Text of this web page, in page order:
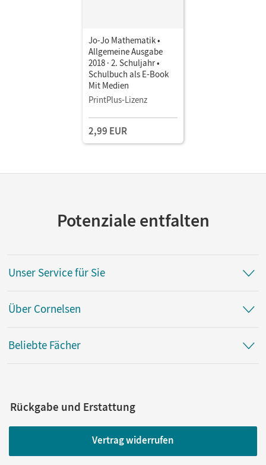
Jo-Jo Mathematik •
Allgemeine Ausgabe
2018 · 2. Schuljahr •
Schulbuch als E-Book
Mit Medien
PrintPlus-Lizenz
2,99 EUR
Potenziale entfalten
Unser Service für Sie
Über Cornelsen
Beliebte Fächer
Rückgabe und Erstattung
Vertrag widerrufen